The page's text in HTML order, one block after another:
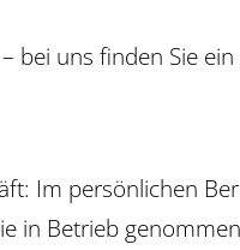
bei uns finden Sie
Im persönlichen
in Betrieb